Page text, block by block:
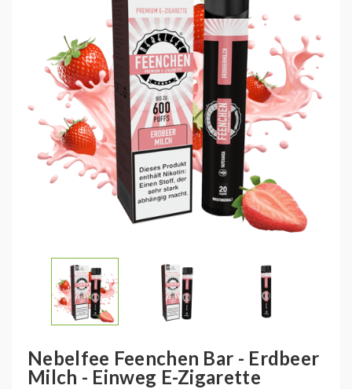
Nebelfee Feenchen Bar - Erdbeer
Milch - Einweg E-Zigarette